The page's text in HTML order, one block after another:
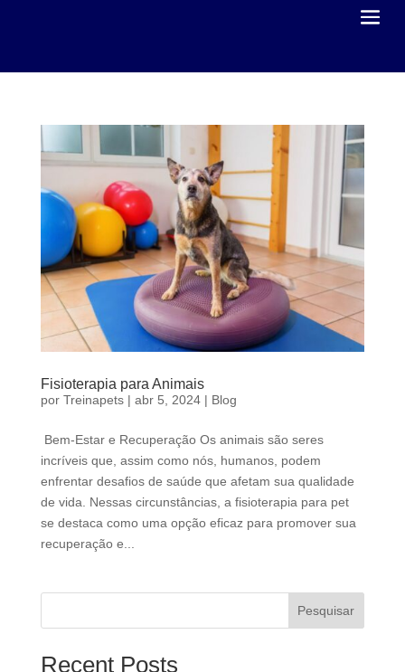
Fisioterapia para Animais
por Treinapets| abr 5, 2024| Blog
Bem-Estar e Recuperação Os animais são seres
incríveis que, assim como nós, humanos, podem
enfrentar desafios de saúde que afetam sua qualidade
de vida. Nessas circunstâncias, a fisioterapia para pet
se destaca como uma opção eficaz para promover sua
recuperação e...
Pesquisar
Recent Posts